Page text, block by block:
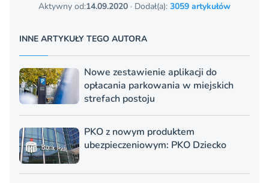
Aktywny od:14.09.2020 · Dodał(a): 3059 artykułów
INNE ARTYKUŁY TEGO AUTORA
Nowe zestawienie aplikacji do
opłacania parkowania w miejskich
strefach postoju
PKO z nowym produktem
ubezpieczeniowym: PKO Dziecko